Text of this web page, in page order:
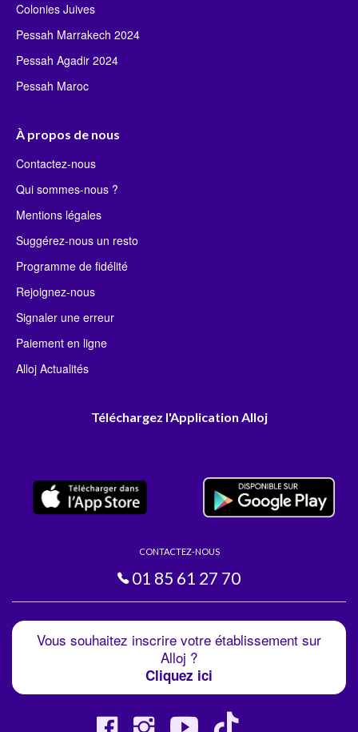
Colonies Juives
Pessah Marrakech 2024
Pessah Agadir 2024
Pessah Maroc
À propos de nous
Contactez-nous
Qui sommes-nous ?
Mentions légales
Suggérez-nous un resto
Programme de fidélité
Rejoignez-nous
Signaler une erreur
Paiement en ligne
Alloj Actualités
Téléchargez l'Application Alloj
CONTACTEZ-NOUS
01 85 61 27 70
Vous souhaitez inscrire votre établissement sur
Alloj ?
Cliquez ici